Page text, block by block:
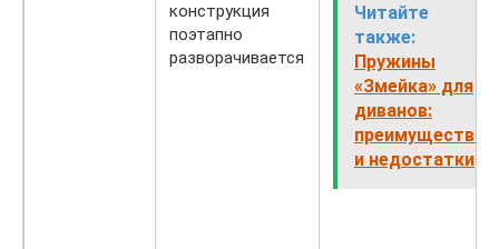
конструкция
поэтапно
разворачивается
Читайте
также:
Пружины
«Змейка» для
диванов:
преимущества
и недостатки